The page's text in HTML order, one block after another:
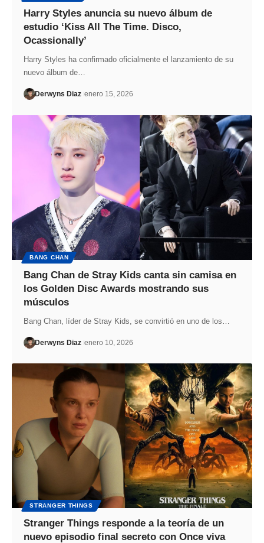
Harry Styles anuncia su nuevo álbum de
estudio ‘Kiss All The Time. Disco,
Ocassionally’
Harry Styles ha confirmado oficialmente el lanzamiento de su
nuevo álbum de…
Derwyns Diaz enero 15, 2026
BANG CHAN
Bang Chan de Stray Kids canta sin camisa en
los Golden Disc Awards mostrando sus
músculos
Bang Chan, líder de Stray Kids, se convirtió en uno de los…
Derwyns Diaz enero 10, 2026
STRANGER THINGS
Stranger Things responde a la teoría de un
nuevo episodio final secreto con Once viva